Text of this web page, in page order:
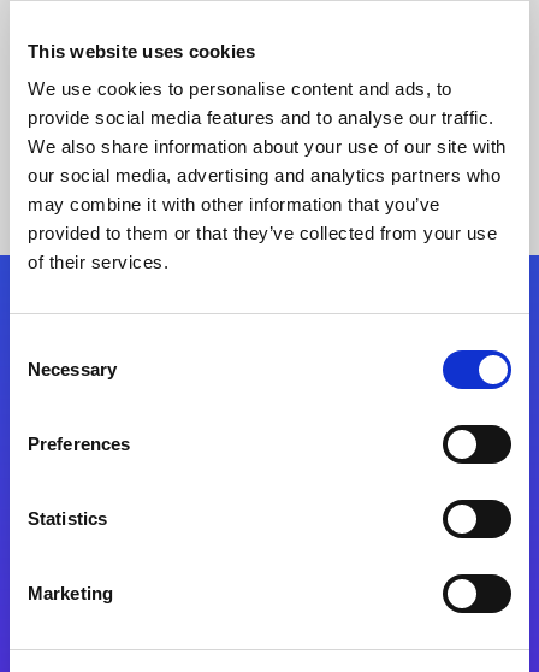
This website uses cookies
We use cookies to personalise content and ads, to
provide social media features and to analyse our traffic.
We also share information about your use of our site with
our social media, advertising and analytics partners who
may combine it with other information that you’ve
provided to them or that they’ve collected from your use
of their services.
Selection
Necessary
Preferences
Statistics
Marketing
Kövessen minket!